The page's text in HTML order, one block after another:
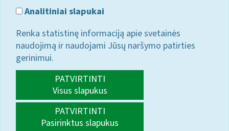
Analitiniai slapukai
Renka statistinę informaciją apie svetainės
naudojimą ir naudojami Jūsų naršymo patirties
gerinimui.
PATVIRTINTI
Visus slapukus
PATVIRTINTI
Pasirinktus slapukus